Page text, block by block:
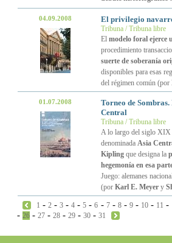
04.09.2008 El privilegio
Tribuna / Tribuna libre
El modelo foral ejerce
procedimiento
suerte de soberanía
disponibles para esas
del régimen común (por
01.07.2008
Torneo de
Central
Tribuna / Tribuna libre
A lo largo del siglo XIX
denominada Asia
Kiplingque designa la
hegemonía en esa
Juego: alemanes
(por Karl E. Meyery
1 -2 -3 -4 -5 -6 - 7- 8- 9- 10- 11 -
- 26 - 27 - 28 - 29 - 30 - 31